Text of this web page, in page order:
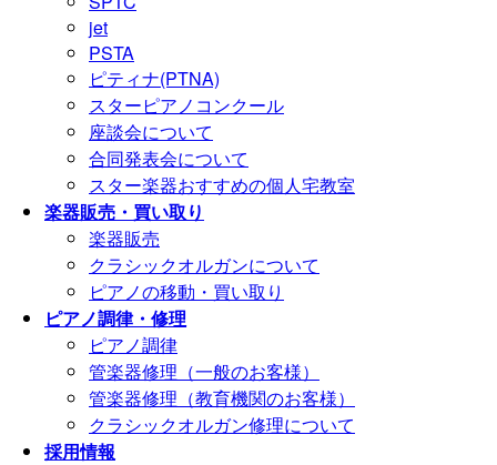
jet
PSTA
ピティナ(PTNA)
スターピアノコンクール
座談会について
合同発表会について
スター楽器おすすめの個人宅教室
楽器販売・買い取り
楽器販売
クラシックオルガンについて
ピアノの移動・買い取り
ピアノ調律・修理
ピアノ調律
管楽器修理（一般のお客様）
管楽器修理（教育機関のお客様）
クラシックオルガン修理について
採用情報